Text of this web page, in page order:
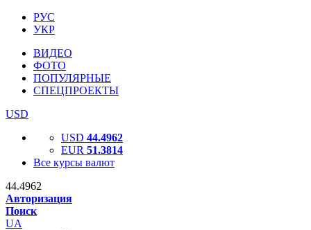
РУС
УКР
ВИДЕО
ФОТО
ПОПУЛЯРНЫЕ
СПЕЦПРОЕКТЫ
USD
USD 44.4962
EUR 51.3814
Все курсы валют
44.4962
Авторизация
Поиск
UA